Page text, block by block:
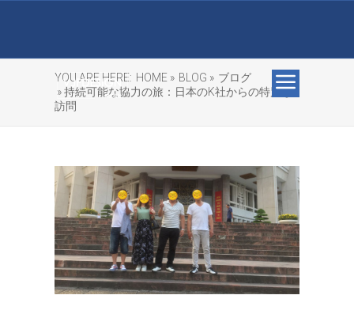
YOU ARE HERE: HOME » BLOG » ブログ
» 持続可能な協力の旅：日本のK社からの特別な
訪問